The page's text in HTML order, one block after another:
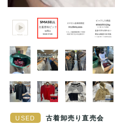
古着卸売り直売会